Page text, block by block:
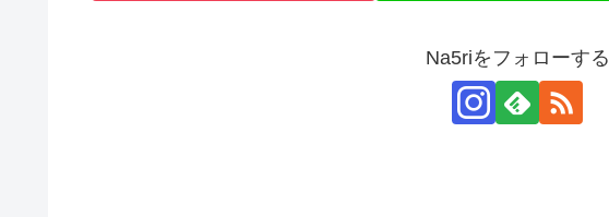
Na5riをフォローする